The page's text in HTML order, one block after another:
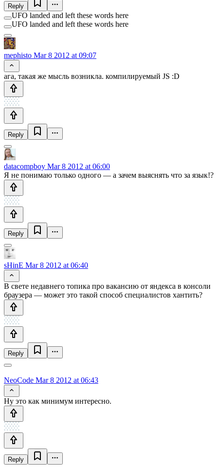
Reply
UFO landed and left these words here
UFO landed and left these words here
mephisto Mar 8 2012 at 09:07
ага, такая же мысль возникла. компилируемый JS :D
Reply
datacompboy Mar 8 2012 at 06:00
Я не понимаю только одного — а зачем выяснять что за язык!?
Reply
sHinE Mar 8 2012 at 06:40
В свете недавнего топика про вакансию от яндекса в консоли
браузера — может это такой способ специалистов хантить?
Reply
NeoCode Mar 8 2012 at 06:43
Ну это как минимум интересно.
Reply